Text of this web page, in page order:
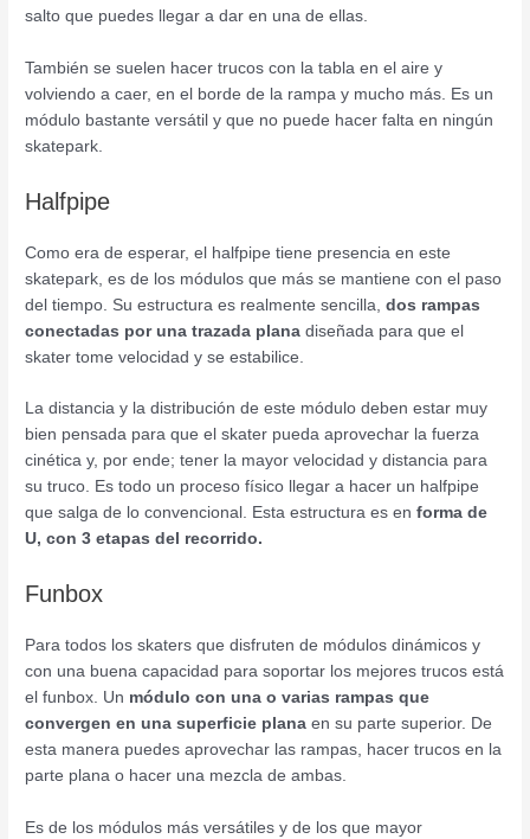
salto que puedes llegar a dar en una de ellas.
También se suelen hacer trucos con la tabla en el aire y
volviendo a caer, en el borde de la rampa y mucho más. Es un
módulo bastante versátil y que no puede hacer falta en ningún
skatepark.
Halfpipe
Como era de esperar, el halfpipe tiene presencia en este
skatepark, es de los módulos que más se mantiene con el paso
del tiempo. Su estructura es realmente sencilla,dos rampas
conectadas por una trazada planadiseñada para que el
skater tome velocidad y se estabilice.
La distancia y la distribución de este módulo deben estar muy
bien pensada para que el skater pueda aprovechar la fuerza
cinética y, por ende; tener la mayor velocidad y distancia para
su truco. Es todo un proceso físico llegar a hacer un halfpipe
que salga de lo convencional. Esta estructura es enforma de
U, con 3 etapas del recorrido.
Funbox
Para todos los skaters que disfruten de módulos dinámicos y
con una buena capacidad para soportar los mejores trucos está
el funbox. Un módulo con una o varias rampas que
convergen en una superficie plana en su parte superior. De
esta manera puedes aprovechar las rampas, hacer trucos en la
parte plana o hacer una mezcla de ambas.
Es de los módulos más versátiles y de los que mayor